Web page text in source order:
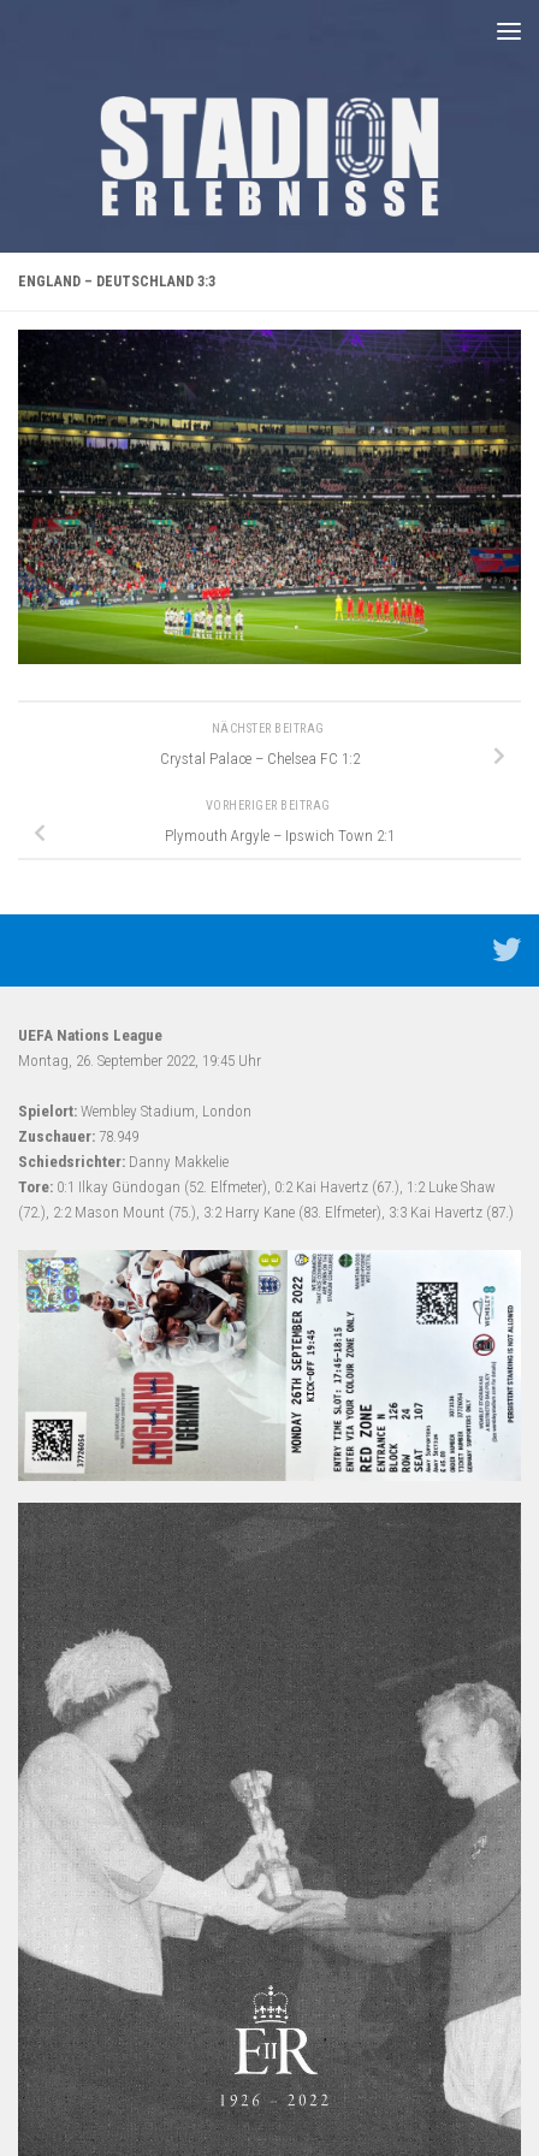
ENGLAND – DEUTSCHLAND 3:3
NÄCHSTER BEITRAG
Crystal Palace – Chelsea FC 1:2
VORHERIGER BEITRAG
Plymouth Argyle – Ipswich Town 2:1
UEFA Nations League
Montag, 26. September 2022, 19:45 Uhr
Spielort: Wembley Stadium, London
Zuschauer: 78.949
Schiedsrichter: Danny Makkelie
Tore: 0:1 Ilkay Gündogan (52. Elfmeter), 0:2 Kai Havertz (67.), 1:2 Luke Shaw
(72.), 2:2 Mason Mount (75.), 3:2 Harry Kane (83. Elfmeter), 3:3 Kai Havertz (87.)